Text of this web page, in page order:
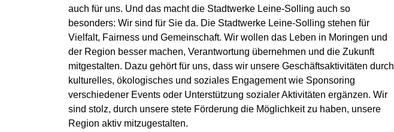
auch für uns. Und das macht die Stadtwerke Leine-Solling auch so
besonders: Wir sind für Sie da. Die Stadtwerke Leine-Solling stehen für
Vielfalt, Fairness und Gemeinschaft. Wir wollen das Leben in Moringen und
der Region besser machen, Verantwortung übernehmen und die Zukunft
mitgestalten. Dazu gehört für uns, dass wir unsere Geschäftsaktivitäten durch
kulturelles, ökologisches und soziales Engagement wie Sponsoring
verschiedener Events oder Unterstützung sozialer Aktivitäten ergänzen. Wir
sind stolz, durch unsere stete Förderung die Möglichkeit zu haben, unsere
Region aktiv mitzugestalten.